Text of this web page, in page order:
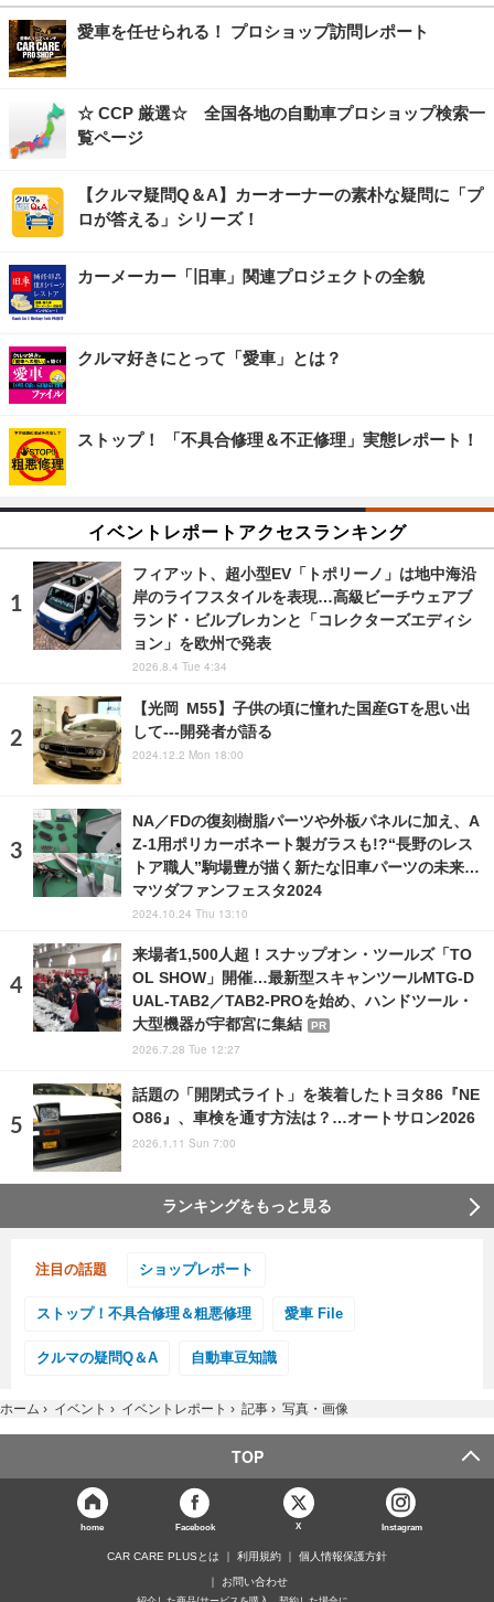
愛車を任せられる！ プロショップ訪問レポート
☆ CCP 厳選☆ 全国各地の自動車プロショップ検索一
覧ページ
【クルマ疑問Q＆A】カーオーナーの素朴な疑問に「プ
ロが答える」シリーズ！
カーメーカー「旧車」関連プロジェクトの全貌
クルマ好きにとって「愛車」とは？
ストップ！ 「不具合修理＆不正修理」実態レポート！
イベントレポートアクセスランキング
フィアット、超小型EV「トポリーノ」は地中海沿
岸のライフスタイルを表現…高級ビーチウェアブ
ランド・ビルブレカンと「コレクターズエディシ
ョン」を欧州で発表
2026.8.4 Tue 4:34
【光岡 M55】子供の頃に憧れた国産GTを思い出
して---開発者が語る
2024.12.2 Mon 18:00
NA／FDの復刻樹脂パーツや外板パネルに加え、A
Z-1用ポリカーボネート製ガラスも!?“長野のレス
トア職人”駒場豊が描く新たな旧車パーツの未来…
マツダファンフェスタ2024
2024.10.24 Thu 13:10
来場者1,500人超！スナップオン・ツールズ「TO
OL SHOW」開催…最新型スキャンツールMTG-D
UAL-TAB2／TAB2-PROを始め、ハンドツール・
大型機器が宇都宮に集結
PR
2026.7.28 Tue 12:27
話題の「開閉式ライト」を装着したトヨタ86『NE
O86』、車検を通す方法は？…オートサロン2026
2026.1.11 Sun 7:00
ランキングをもっと見る
注目の話題 ショップレポート
ストップ！不具合修理＆粗悪修理 愛車 File
クルマの疑問Q＆A 自動車豆知識
ホーム › イベント › イベントレポート › 記事 › 写真・画像
TOP
home Facebook X Instagram
CAR CARE PLUSとは 利用規約 個人情報保護方針
お問い合わせ